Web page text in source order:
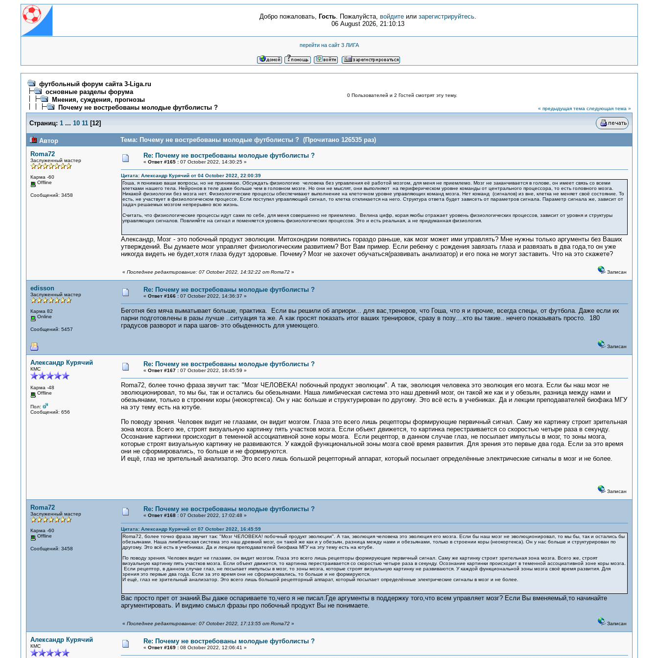
Добро пожаловать, Гость. Пожалуйста, войдите или зарегистрируйтесь.
06 August 2026, 21:10:13
перейти на сайт 3 ЛИГА
футбольный форум сайта 3-Liga.ru
основные разделы форума
Мнения, суждения, прогнозы
Почему не востребованы молодые футболисты ?
0 Пользователей и 2 Гостей смотрят эту тему.
« предыдущая тема следующая тема »
Страниц: 1 ... 10 11[12]
Автор
Тема: Почему не востребованы молодые футболисты ? (Прочитано 126535 раз)
Roma72
Заслуженный мастер
Карма -60
Offline
Сообщений: 3458
Re: Почему не востребованы молодые футболисты ?
« Ответ #165 :07 October 2022, 14:30:25 »
Цитата: Александр Курячий от 04 October 2022, 22:00:39
Гоша, я понимаю ваши вопросы, но не принимаю. Обсуждать физиологию человека без управления её работой мозгом, для меня не приемлемо. Мозг не заканчивается в голове, он имеет связь со всеми
клетками нашего тела. Нейронов в теле даже больше чем в головном мозге. Но они не мыслят, они выполняют на периферическом уровне команды от центрального процессора, то есть головного мозга.
Никакой физиологии без мозга нет. Физиологические процессы обеспечивают выполнение на клеточном уровне управляющих команд мозга. Нет команд (сигналов) из вне, клетка не меняет своё состояние. То
есть, не участвует в физиологическом процессе. Если поступил управляющий сигнал, то клетка откликается на него. Структура ответа будет зависеть от параметров сигнала. Параметр сигнала же, зависит от
задач решаемых мозгом непрерывно всю жизнь.
Считать, что физиологические процессы идут сами по себе, для меня совершенно не приемлемо. Велина цифр, корая якобы отражает уровень физиологических процессов, зависит от уровня и структуры
управляющих сигналов. Повлияйте на сигнал и поменяется уровень физиологических процессов. Это и есть реальная, а не придуманная физиология.
Александр, Мозг - это побочный продукт эволюции. Митохондрии появились гораздо раньше, как мозг может ими управлять? Мне нужны только аргументы без Ваших
утверждений. Вы думаете мозг управляет физиологическим развитием? Вот Вам пример. Если ребенку с рождения завязать глаза и развязать в два года,то он уже
никогда видеть не будет,хотя глаза будут здоровые. Почему? Мозг не захочет обучаться(развивать анализатор) и его пока не могут заставить. Что на это скажете?
« Последнее редактирование: 07 October 2022, 14:32:22 от Roma72» Записан
edisson
Заслуженный мастер
Карма 82
Online
Сообщений: 5457
Re: Почему не востребованы молодые футболисты ?
« Ответ #166 :07 October 2022, 14:36:37 »
Беготня без мяча выматывает больше, практика. Если вы решили об априори... для вас,тренеров, что Гоша, что я и прочие, всегда спецы, от футбола. Даже если их
парни подготовлены в разы лучше ..ситуация та же. А как просят показать итог ваших тренировок, сразу в позу....кто вы такие.. нечего показывать просто. 180
градусов разворот и пара шагов- это обыденность для умеющего.
Записан
Александр Курячий
КМС
Карма -48
Offline
Пол:
Сообщений: 656
Re: Почему не востребованы молодые футболисты ?
« Ответ #167 :07 October 2022, 16:45:59 »
Roma72, более точно фраза звучит так: "Мозг ЧЕЛОВЕКА! побочный продукт эволюции". А так, эволюция человека это эволюция его мозга. Если бы наш мозг не
эволюционировал, то мы бы, так и остались бы обезьянами. Наша лимбическая система это наш древний мозг, он такой же как и у обезьян, разница между нами и
обезьянами, только в строении коры (неокортекса). Он у нас больше и структурирован по другому. Это всё есть в учебниках. Да и лекции преподавателей биофака МГУ
на эту тему есть на ютубе.
По поводу зрения. Человек видит не глазами, он видит мозгом. Глаза это всего лишь рецепторы формирующие первичный сигнал. Саму же картинку строит зрительная
зона мозга. Всего же, строят визуальную картинку пять участков мозга. Если объект движется, то картинка перестраивается со скоростью четыре раза в секунду.
Осознание картинки происходит в теменной ассоциативной зоне коры мозга. Если рецептор, в данном случае глаз, не посылает импульсы в мозг, то зоны мозга,
которые строят визуальную картинку не развиваются. У каждой функциональной зоны мозга своё время развития. Для зрения это первые два года. Если за это время
они не сформировались, то больше и не формируются.
И ещё, глаз не зрительный анализатор. Это всего лишь большой рецепторный аппарат, который посылает определённые электрические сигналы в мозг и не более.
Записан
Roma72
Заслуженный мастер
Карма -60
Offline
Сообщений: 3458
Re: Почему не востребованы молодые футболисты ?
« Ответ #168 :07 October 2022, 17:02:48 »
Цитата: Александр Курячий от 07 October 2022, 16:45:59
Roma72, более точно фраза звучит так: "Мозг ЧЕЛОВЕКА! побочный продукт эволюции". А так, эволюция человека это эволюция его мозга. Если бы наш мозг не эволюционировал, то мы бы, так и остались бы
обезьянами. Наша лимбическая система это наш древний мозг, он такой же как и у обезьян, разница между нами и обезьянами, только в строении коры (неокортекса). Он у нас больше и структурирован по
другому. Это всё есть в учебниках. Да и лекции преподавателей биофака МГУ на эту тему есть на ютубе.
По поводу зрения. Человек видит не глазами, он видит мозгом. Глаза это всего лишь рецепторы формирующие первичный сигнал. Саму же картинку строит зрительная зона мозга. Всего же, строят
визуальную картинку пять участков мозга. Если объект движется, то картинка перестраивается со скоростью четыре раза в секунду. Осознание картинки происходит в теменной ассоциативной зоне коры мозга.
Если рецептор, в данном случае глаз, не посылает импульсы в мозг, то зоны мозга, которые строят визуальную картинку не развиваются. У каждой функциональной зоны мозга своё время развития. Для
зрения это первые два года. Если за это время они не сформировались, то больше и не формируются.
И ещё, глаз не зрительный анализатор. Это всего лишь большой рецепторный аппарат, который посылает определённые электрические сигналы в мозг и не более.
Вас просто прет от знаний.Вы даже оспариваете то,чего я не писал.Где аргументы в поддержку того,что всем управляет мозг? Если Вы вменяемый,то начинайте
аргументировать. И видимо смысл фразы про побочный продукт Вы не понимаете.
« Последнее редактирование: 07 October 2022, 17:13:55 от Roma72» Записан
Александр Курячий
КМС
Re: Почему не востребованы молодые футболисты ?
« Ответ #169 :08 October 2022, 12:06:41 »